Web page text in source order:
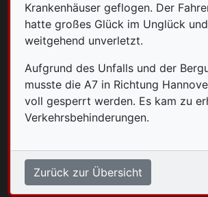
Krankenhäuser geflogen. Der
hatte großes Glück im Unglück
weitgehend unverletzt.
Aufgrund des Unfalls und der
musste die A7 in Richtung
voll gesperrt werden. Es kam zu
Verkehrsbehinderungen.
Zurück zur Übersicht